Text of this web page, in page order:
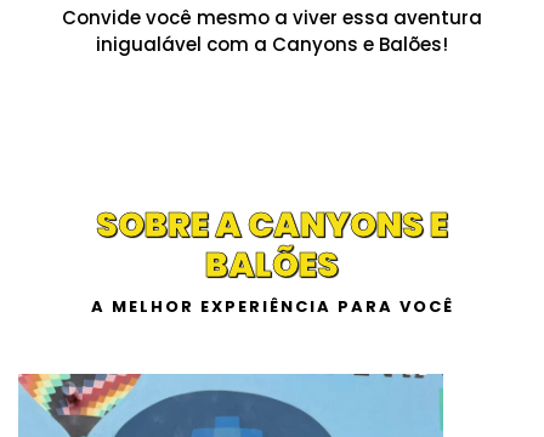
Convide você mesmo a viver essa aventura
inigualável com a Canyons e Balões!
SOBRE A CANYONS E
BALÕES
A MELHOR EXPERIÊNCIA PARA VOCÊ